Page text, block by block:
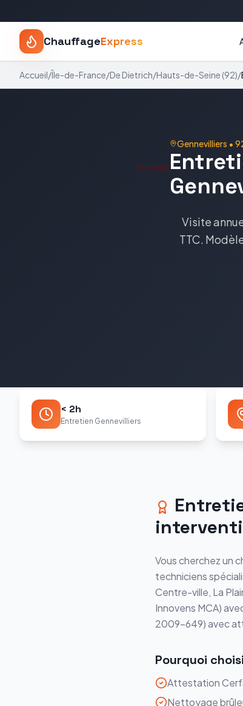
ChauffageExpress
Accueil/Île-de-France/De Dietrich/Hauts-de-Seine (92)/
Gennevilliers •
Visite
TTC.
< 2h
Entretien Gennevilliers
Vous cherchez un
techniciens
Centre-ville, La
Innovens MCA)
2009-649) avec
Pourquoi
Attestation
Nettoyage